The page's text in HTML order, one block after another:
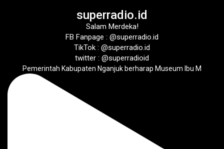
superradio.id
Salam Merdeka!
FB Fanpage : @superradio.id
TikTok : @superradio.id
twitter : @superradioid
Pemerintah Kabupaten Nganjuk berharap Museum Ibu M